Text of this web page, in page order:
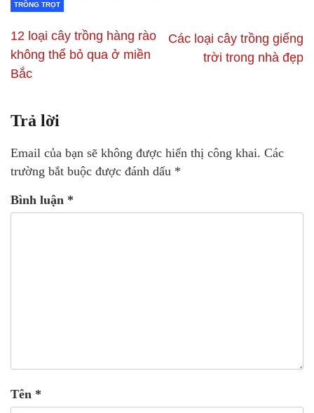
TRỒNG TRỌT
12 loại cây trồng hàng rào
không thể bỏ qua ở miền
Bắc
Các loại cây trồng giếng
trời trong nhà đẹp
Trả lời
Email của bạn sẽ không được hiển thị công khai. Các
trường bắt buộc được đánh dấu *
Bình luận *
Tên *